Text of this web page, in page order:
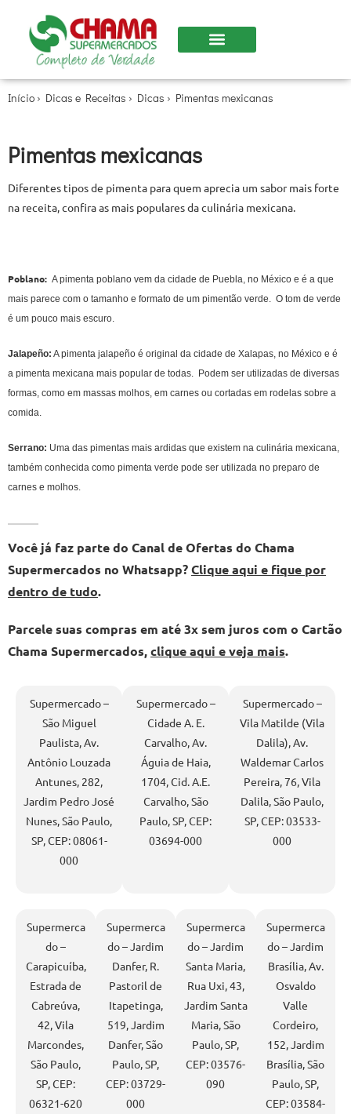
Início › Dicas e Receitas › Dicas › Pimentas mexicanas
Pimentas mexicanas
Diferentes tipos de pimenta para quem aprecia um sabor mais forte
na receita, confira as mais populares da culinária mexicana.
Poblano: A pimenta poblano vem da cidade de Puebla, no México e é a que
mais parece com o tamanho e formato de um pimentão verde. O tom de verde
é um pouco mais escuro.
Jalapeño: A pimenta jalapeño é original da cidade de Xalapas, no México e é
a pimenta mexicana mais popular de todas. Podem ser utilizadas de diversas
formas, como em massas molhos, em carnes ou cortadas em rodelas sobre a
comida.
Serrano: Uma das pimentas mais ardidas que existem na culinária mexicana,
também conhecida como pimenta verde pode ser utilizada no preparo de
carnes e molhos.
Você já faz parte do Canal de Ofertas do Chama
Supermercados no Whatsapp?Clique aqui e fique por
dentro de tudo.
Parcele suas compras em até 3x sem juros com o Cartão
Chama Supermercados,clique aqui e veja mais.
Supermercado –
São Miguel
Paulista, Av.
Antônio Louzada
Antunes, 282,
Jardim Pedro José
Nunes, São Paulo,
SP, CEP: 08061-
000
Supermercado –
Cidade A. E.
Carvalho, Av.
Águia de Haia,
1704, Cid. A.E.
Carvalho, São
Paulo, SP, CEP:
03694-000
Supermercado –
Vila Matilde (Vila
Dalila), Av.
Waldemar Carlos
Pereira, 76, Vila
Dalila, São Paulo,
SP, CEP: 03533-
000
Supermerca
do –
Carapicuíba,
Estrada de
Cabreúva,
42, Vila
Marcondes,
São Paulo,
SP, CEP:
06321-620
Supermerca
do – Jardim
Danfer, R.
Pastoril de
Itapetinga,
519, Jardim
Danfer, São
Paulo, SP,
CEP: 03729-
000
Supermerca
do – Jardim
Santa Maria,
Rua Uxi, 43,
Jardim Santa
Maria, São
Paulo, SP,
CEP: 03576-
090
Supermerca
do – Jardim
Brasília, Av.
Osvaldo
Valle
Cordeiro,
152, Jardim
Brasília, São
Paulo, SP,
CEP: 03584-